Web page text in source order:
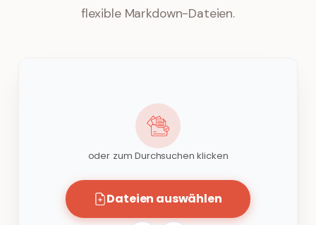
flexible Markdown-Dateien.
oder zum Durchsuchen klicken
Dateien auswählen